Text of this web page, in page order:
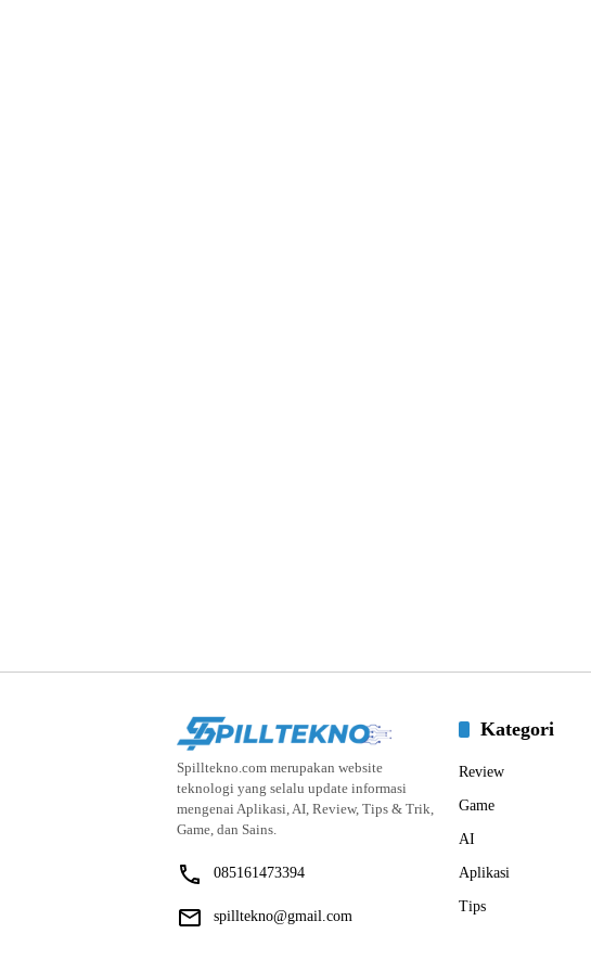
Spilltekno.com merupakan website
teknologi yang selalu update informasi
mengenai Aplikasi, AI, Review, Tips & Trik,
Game, dan Sains.
085161473394
spilltekno@gmail.com
Kategori
Review
Game
AI
Aplikasi
Tips